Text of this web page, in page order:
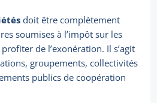
doit être complètement
soumises à l’impôt sur les
de l’exonération. Il s’agit
groupements, collectivités
publics de coopération